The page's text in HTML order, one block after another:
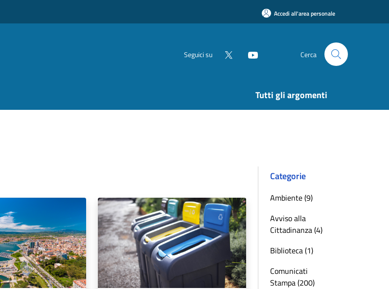
Accedi all'area personale
Seguici su Cerca
Tutti gli argomenti
Categorie
Ambiente (9)
Avviso alla
Cittadinanza (4)
Biblioteca (1)
Comunicati
Stampa (200)